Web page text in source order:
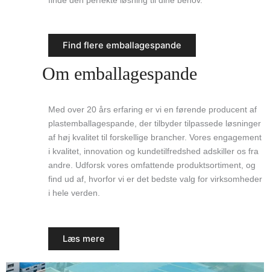
Find flere emballagespande
Om emballagespande
Med over 20 års erfaring er vi en førende producent af
plastemballagespande, der tilbyder tilpassede løsninger
af høj kvalitet til forskellige brancher. Vores engagement
i kvalitet, innovation og kundetilfredshed adskiller os fra
andre. Udforsk vores omfattende produktsortiment, og
find ud af, hvorfor vi er det bedste valg for virksomheder
i hele verden.
Læs mere